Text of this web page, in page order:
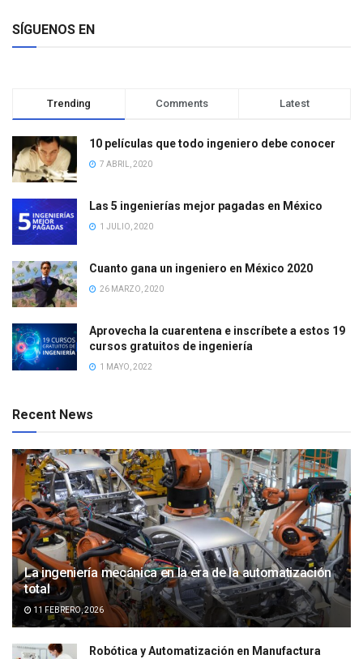
SÍGUENOS EN
Trending Comments Latest
10 películas que todo ingeniero debe conocer
7 ABRIL, 2020
Las 5 ingenierías mejor pagadas en México
1 JULIO, 2020
Cuanto gana un ingeniero en México 2020
26 MARZO, 2020
Aprovecha la cuarentena e inscríbete a estos 19
cursos gratuitos de ingeniería
1 MAYO, 2022
Recent News
La ingeniería mecánica en la era de la automatización
total
11 FEBRERO, 2026
Robótica y Automatización en Manufactura